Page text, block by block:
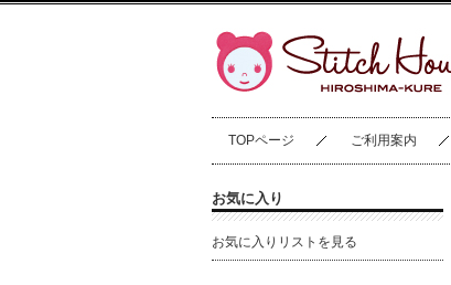
TOPページ ご利用案内
お気に入り
お気に入りリストを見る